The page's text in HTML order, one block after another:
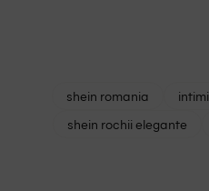
shein romania
shein rochii elegante